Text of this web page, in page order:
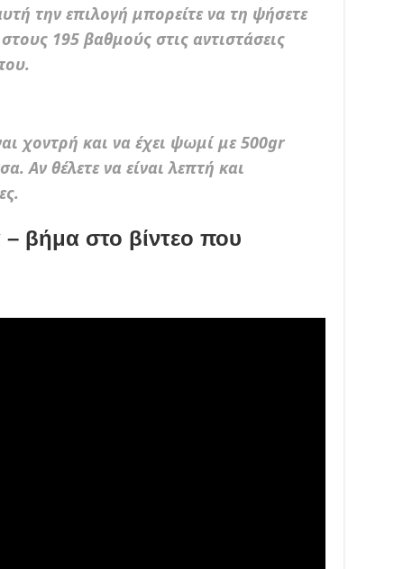
την επιλογή μπορείτε να τη ψήσετε
195 βαθμούς στις αντιστάσεις
χοντρή και να έχει ψωμί με 500gr
Αν θέλετε να είναι λεπτή και
– βήμα στο βίντεο που